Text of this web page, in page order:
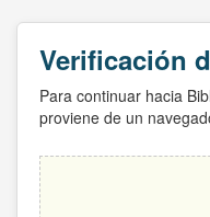
Verificación
Para continuar hacia
proviene de un